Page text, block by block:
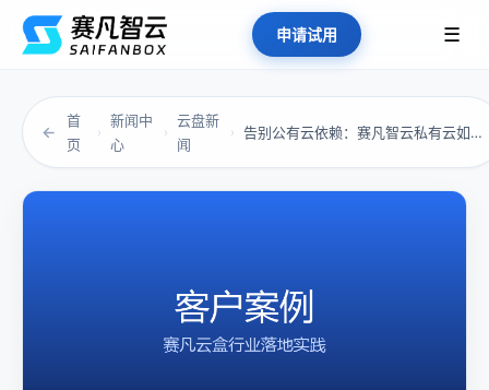
申请试用 ☰
←
首
页
›
新闻中
心
›
云盘新
闻
› 告别公有云依赖：赛凡智云私有云如何让企业重掌...